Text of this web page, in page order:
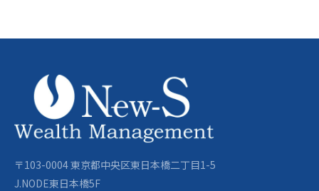
〒103-0004 東京都中央区東日本橋二丁目1-5
J.NODE東日本橋5F